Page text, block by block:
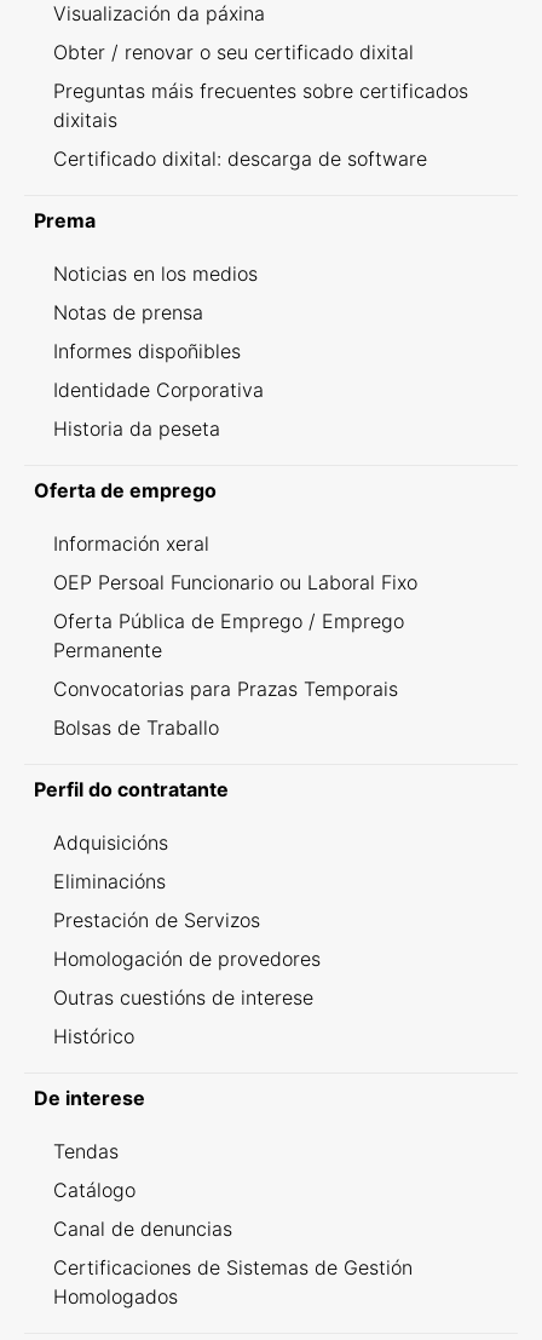
Visualización da páxina
Obter / renovar o seu certificado dixital
Preguntas máis frecuentes sobre certificados
dixitais
Certificado dixital: descarga de software
Prema
Noticias en los medios
Notas de prensa
Informes dispoñibles
Identidade Corporativa
Historia da peseta
Oferta de emprego
Información xeral
OEP Persoal Funcionario ou Laboral Fixo
Oferta Pública de Emprego / Emprego
Permanente
Convocatorias para Prazas Temporais
Bolsas de Traballo
Perfil do contratante
Adquisicións
Eliminacións
Prestación de Servizos
Homologación de provedores
Outras cuestións de interese
Histórico
De interese
Tendas
Catálogo
Canal de denuncias
Certificaciones de Sistemas de Gestión
Homologados